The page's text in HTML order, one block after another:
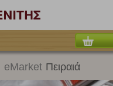
eMarket Πειραιά